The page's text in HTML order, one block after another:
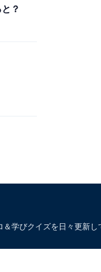
？
学びクイズを日々更新し